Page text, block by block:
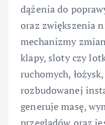
dążenia do
oraz zwiększenia
mechanizmy
klapy, sloty czy
ruchomych,
rozbudowanej
generuje masę,